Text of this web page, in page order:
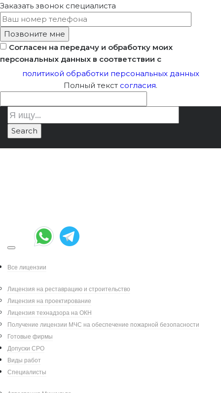
Заказать звонок специалиста
Согласен на передачу и обработку моих
персональных данных в соответствии с
политикой обработки персональных данных
Полный текст согласия.
Все лицензии
Лицензия на реставрацию и строительство
Лицензия на проектирование
Лицензия технадзора на ОКН
Получение лицензии МЧС на обеспечение пожарной безопасности
Готовые фирмы
Допуски СРО
Виды работ
Специалисты
Написал:
Категория:Проектирование
На рассмотрение внесён
законопроект